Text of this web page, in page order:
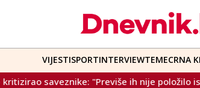
VIJESTISPORTINTERVIEWTEMECRNA
ih nije položilo ispit kada je